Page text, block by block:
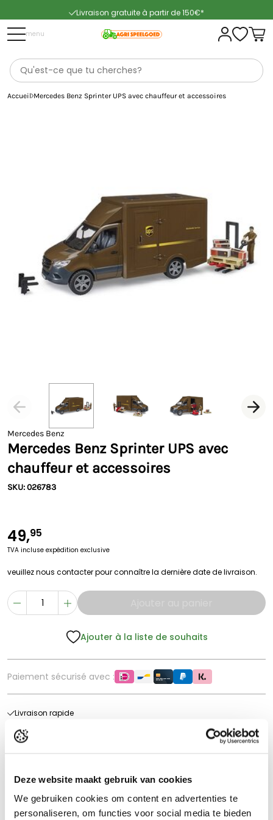
Deze website maakt gebruik van cookies
We gebruiken cookies om content en advertenties te
personaliseren, om functies voor social media te bieden
Livraison gratuite à partir de 150€*
Livraison rapide
menu
Accueil Mercedes Benz Sprinter UPS avec chauffeur et accessoires
Mercedes Benz
Mercedes Benz Sprinter UPS avec
chauffeur et accessoires
SKU: 026783
49,95
TVA incluse expédition exclusive
veuillez nous contacter pour connaître la dernière date de livraison.
Ajouter à la liste de souhaits
Paiement sécurisé avec :
Livraison rapide
Délai de retour 60 jours
Description du produit